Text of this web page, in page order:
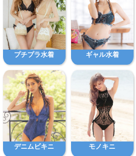
プチプラ水着 ギャル水着
デニムビキニ モノキニ